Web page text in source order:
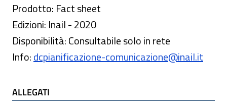
Prodotto: Fact sheet
Edizioni: Inail - 2020
Disponibilità: Consultabile solo in rete
Info:dcpianificazione-comunicazione@inail.it
ALLEGATI